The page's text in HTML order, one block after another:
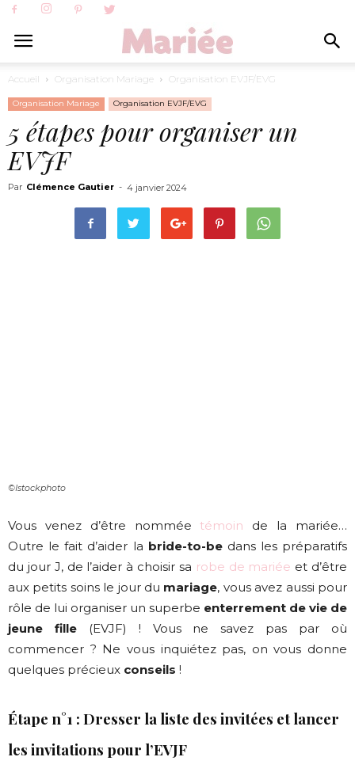
Accueil Organisation Mariage Organisation EVJF/EVG
Organisation Mariage Organisation EVJF/EVG
5 étapes pour organiser un
EVJF
Par Clémence Gautier - 4 janvier 2024
©Istockphoto
Vous venez d’être nomméetémoin de la mariée…
Outre le fait d’aider la bride-to-bedans les préparatifs
du jour J, de l’aider à choisir sa robe de mariée et d’être
aux petits soins le jour du mariage, vous avez aussi pour
rôle de lui organiser un superbe enterrement de vie de
jeune fille(EVJF) ! Vous ne savez pas par où
commencer ? Ne vous inquiétez pas, on vous donne
quelques précieux conseils !
Étape n°1 : Dresser la liste des invitées et lancer
les invitations pour l’EVJF